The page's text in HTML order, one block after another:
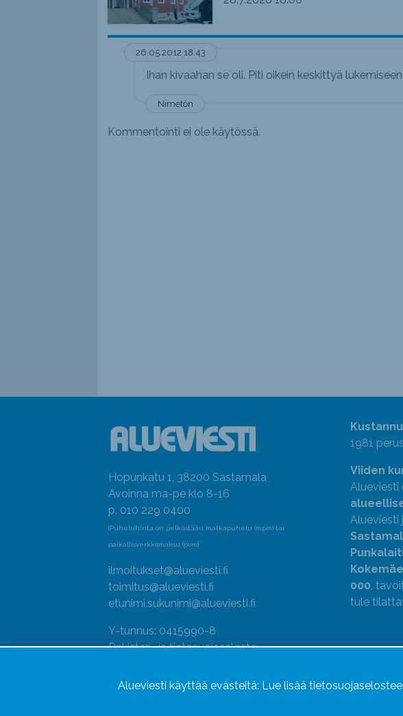
26.05.2012 18:43
Nimetön
Ihan kivaahan se oli. Piti oikein keskittyä lukemiseen
Kommentointi ei ole käytössä.
Hopunkatu 1, 38200 Sastamala
Avoinna ma-pe klo 8-16
p. 010 229 0400
(Puheluhinta on pelkästään matkapuhelu (mpm) tai
paikallisverkkomaksu (pvm)
ilmoitukset@alueviesti.fi
toimitus@alueviesti.fi
etunimi.sukunimi@alueviesti.fi
Y-tunnus: 0415990-8
Rekisteri- ja tietosuojaseloste
Seuraa meitä
1981
Viiden
Alueviesti
Alueviesti
000,
tule
Alueviesti käyttää evästeitä: Lue lisää